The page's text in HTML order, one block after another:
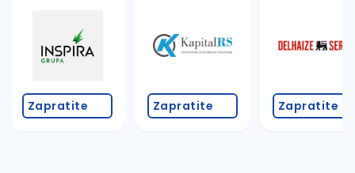
Zapratite Zapratite Zapratite